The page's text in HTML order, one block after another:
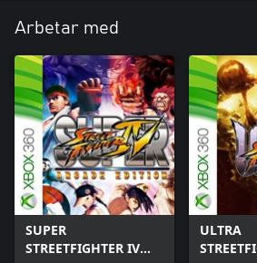
Arbetar med
SUPER
STREETFIGHTER IV
ULTRA